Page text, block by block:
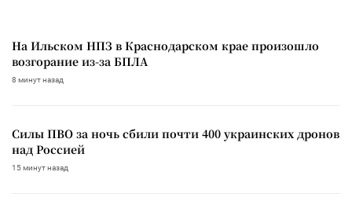
На Ильском НПЗ в Краснодарском крае произошло
возгорание из-за БПЛА
8 минут назад
Силы ПВО за ночь сбили почти 400 украинских дронов
над Россией
15 минут назад